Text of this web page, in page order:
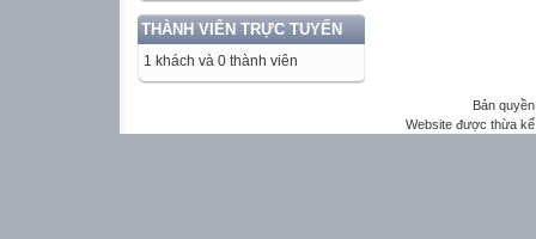
THÀNH VIÊN TRỰC TUYẾN
1 khách và 0 thành viên
Bản
Website được thừa